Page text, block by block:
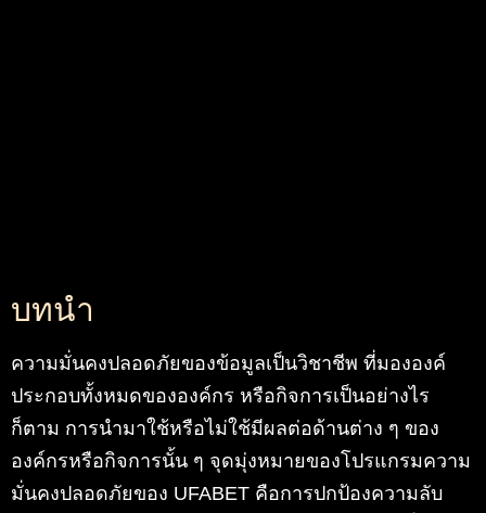
บทนำ
ความมั่นคงปลอดภัยของข้อมูลเป็นวิชาชีพ ที่มององค์
ประกอบทั้งหมดขององค์กร หรือกิจการเป็นอย่างไร
ก็ตาม การนำมาใช้หรือไม่ใช้มีผลต่อด้านต่าง ๆ ของ
องค์กรหรือกิจการนั้น ๆ จุดมุ่งหมายของโปรแกรมความ
มั่นคงปลอดภัยของ UFABET คือการปกป้องความลับ